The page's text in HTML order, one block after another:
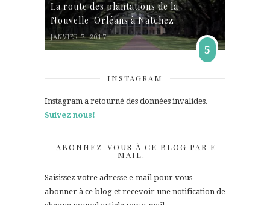
La route des plantations de la
Nouvelle-Orléans à Natchez
JANVIER 7, 2017
5
INSTAGRAM
Instagram a retourné des données invalides.
Suivez nous!
ABONNEZ-VOUS À CE BLOG PAR E-
MAIL.
Saisissez votre adresse e-mail pour vous
abonner à ce blog et recevoir une notification de